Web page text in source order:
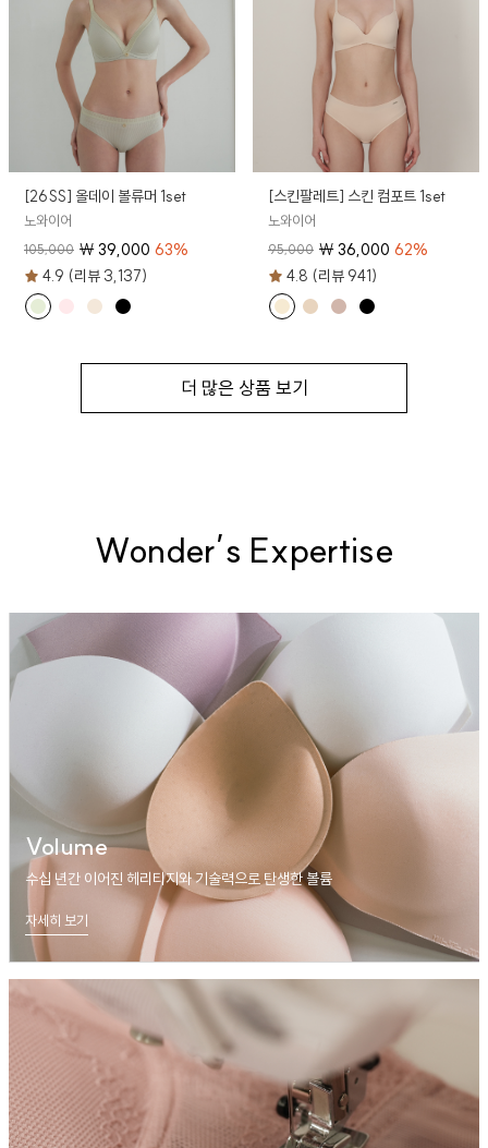
[26SS] 올데이 볼류머 1set
노와이어
105,000 ₩39,000 63%
4.9 (리뷰 3,137)
[스킨팔레트] 스킨 컴포트 1set
노와이어
95,000 ₩36,000 62%
4.8 (리뷰 941)
더 많은 상품 보기
Wonder’s Expertise
Volume
수십 년간 이어진 헤리티지와 기술력으로 탄생한 볼륨
자세히 보기